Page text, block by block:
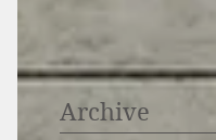
Archive